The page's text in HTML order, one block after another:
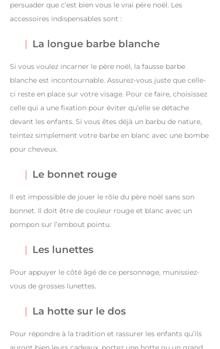
persuader que c’est bien vous le vrai père noël. Les
accessoires indispensables sont :
La longue barbe blanche
Si vous voulez incarner le père noël, la fausse barbe
blanche est incontournable. Assurez-vous juste que celle-
ci reste en place sur votre visage. Pour ce faire, choisissez
celle qui a une fixation pour éviter qu’elle se détache
devant les enfants. Si vous êtes déjà un barbu de nature,
teintez simplement votre barbe en blanc avec une bombe
pour cheveux.
Le bonnet rouge
Il est impossible de jouer le rôle du père noël sans son
bonnet. Il doit être de couleur rouge et blanc avec un
pompon sur l’embout pointu.
Les lunettes
Pour appuyer le côté âgé de ce personnage, munissiez-
vous de grosses lunettes.
La hotte sur le dos
Pour répondre à la tradition et rassurer les enfants qu’ils